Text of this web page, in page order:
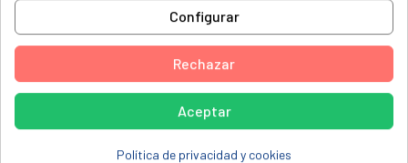
BOSCH, 3BF747X-01
BOSCH, 4BF733X-01
BOSCH, AH196150-04
BOSCH, AH196150CH-04
Configurar
Rechazar
Aceptar
Política de privacidad y cookies